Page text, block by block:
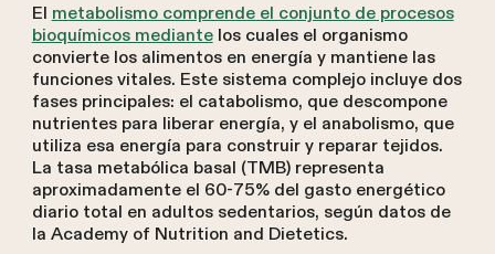
El metabolismo comprende el conjunto de procesos
bioquímicos mediantelos cuales el organismo
convierte los alimentos en energía y mantiene las
funciones vitales. Este sistema complejo incluye dos
fases principales: el catabolismo, que descompone
nutrientes para liberar energía, y el anabolismo, que
utiliza esa energía para construir y reparar tejidos.
La tasa metabólica basal (TMB) representa
aproximadamente el 60-75% del gasto energético
diario total en adultos sedentarios, según datos de
la Academy of Nutrition and Dietetics.